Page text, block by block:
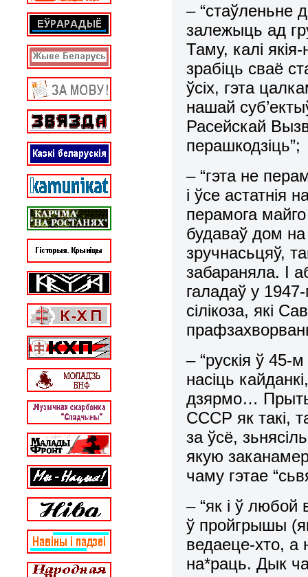
– “стаўленьне
залежыць ад
Таму, калі
зрабіць сваё
ўсіх, гэта
нашай
Расейскай
перашкодзіць”;
– “гэта не
і ўсе астатнія
перамога
будаваў дом
зручнасьцяў,
забараняла. І
галадаў у
сілікоза, які
– “рускія ў 45-
насіць
дзярмо…
СССР як такі,
за ўсё,
якую
чаму гэтае
– “як і ў любой
ў пройгрышы
ведаеце-хто,
на*раць. Дык